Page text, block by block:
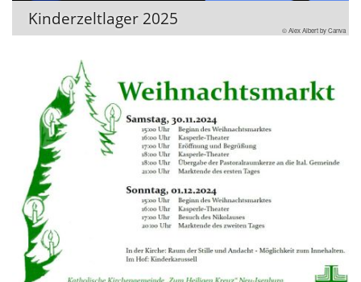
Kinderzeltlager 2025
© Alex Albert by Canva